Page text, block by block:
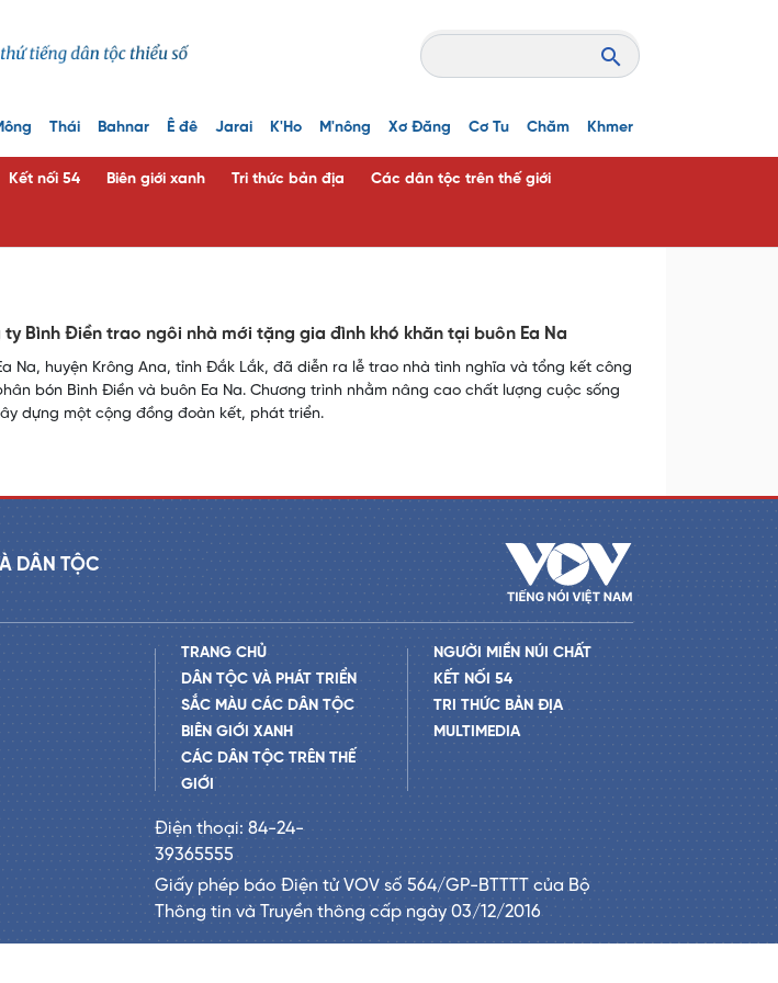
Thái Bahnar Ê đê Jarai K'Ho M'nông Xơ Đăng Cơ Tu Chăm Khmer
Kết nối 54 Biên giới xanh Tri thức bản địa Các dân tộc trên thế giới
Bình Điền trao ngôi nhà mới tặng gia đình khó khăn tại buôn Ea Na
Na, huyện Krông Ana, tỉnh Đắk Lắk, đã diễn ra lễ trao nhà tình nghĩa và tổng kết công
bón Bình Điền và buôn Ea Na. Chương trình nhằm nâng cao chất lượng cuộc sống
dựng một cộng đồng đoàn kết, phát triển.
DÂN TỘC
TRANG CHỦ
DÂN TỘC VÀ PHÁT TRIỂN
SẮC MÀU CÁC DÂN TỘC
BIÊN GIỚI XANH
CÁC DÂN TỘC TRÊN THẾ
GIỚI
NGƯỜI MIỀN NÚI CHẤT
KẾT NỐI 54
TRI THỨC BẢN ĐỊA
MULTIMEDIA
Điện thoại: 84-24-
39365555
Giấy phép báo Điện tử VOV số 564/GP-BTTTT của Bộ
Thông tin và Truyền thông cấp ngày 03/12/2016